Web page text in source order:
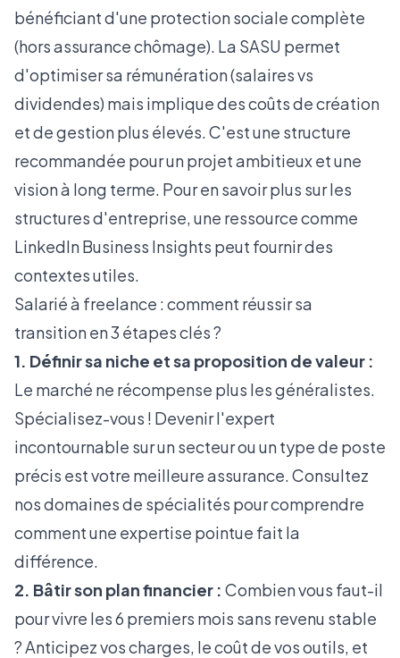
bénéficiant d'une protection sociale complète
(hors assurance chômage). La SASU permet
d'optimiser sa rémunération (salaires vs
dividendes) mais implique des coûts de création
et de gestion plus élevés. C'est une structure
recommandée pour un projet ambitieux et une
vision à long terme. Pour en savoir plus sur les
structures d'entreprise, une ressource comme
LinkedIn Business Insights peut fournir des
contextes utiles.
Salarié à freelance : comment réussir sa
transition en 3 étapes clés ?
1. Définir sa niche et sa proposition de valeur :
Le marché ne récompense plus les généralistes.
Spécialisez-vous ! Devenir l'expert
incontournable sur un secteur ou un type de poste
précis est votre meilleure assurance. Consultez
nosdomaines de spécialités pour comprendre
comment une expertise pointue fait la
différence.
2. Bâtir son plan financier : Combien vous faut-il
pour vivre les 6 premiers mois sans revenu stable
? Anticipez vos charges, le coût de vos outils, et